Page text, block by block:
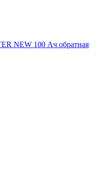
NEW 100 Ач обратная